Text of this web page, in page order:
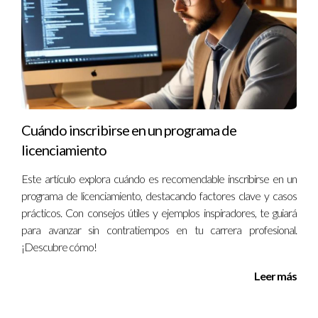
está aquí para ayudarte en cualquier duda o consulta
relacionada con este tema.
Preguntas frecuentes
¿Qué es un conflicto de interés?
Un conflicto de interés ocurre cuando tus intereses
personales o financieros pueden influir en tus decisiones
¿Debo revelar todos mis conflictos potenciales?
Es recomendable revelar cualquier situación que pueda
percibirse como un conflicto, incluso si crees que no afectará
Cuándo inscribirse en un programa de
licenciamiento
Este artículo explora cuándo es recomendable inscribirse en un
programa de licenciamiento, destacando factores clave y casos
prácticos. Con consejos útiles y ejemplos inspiradores, te guiará
para avanzar sin contratiempos en tu carrera profesional.
¡Descubre cómo!
Leer más